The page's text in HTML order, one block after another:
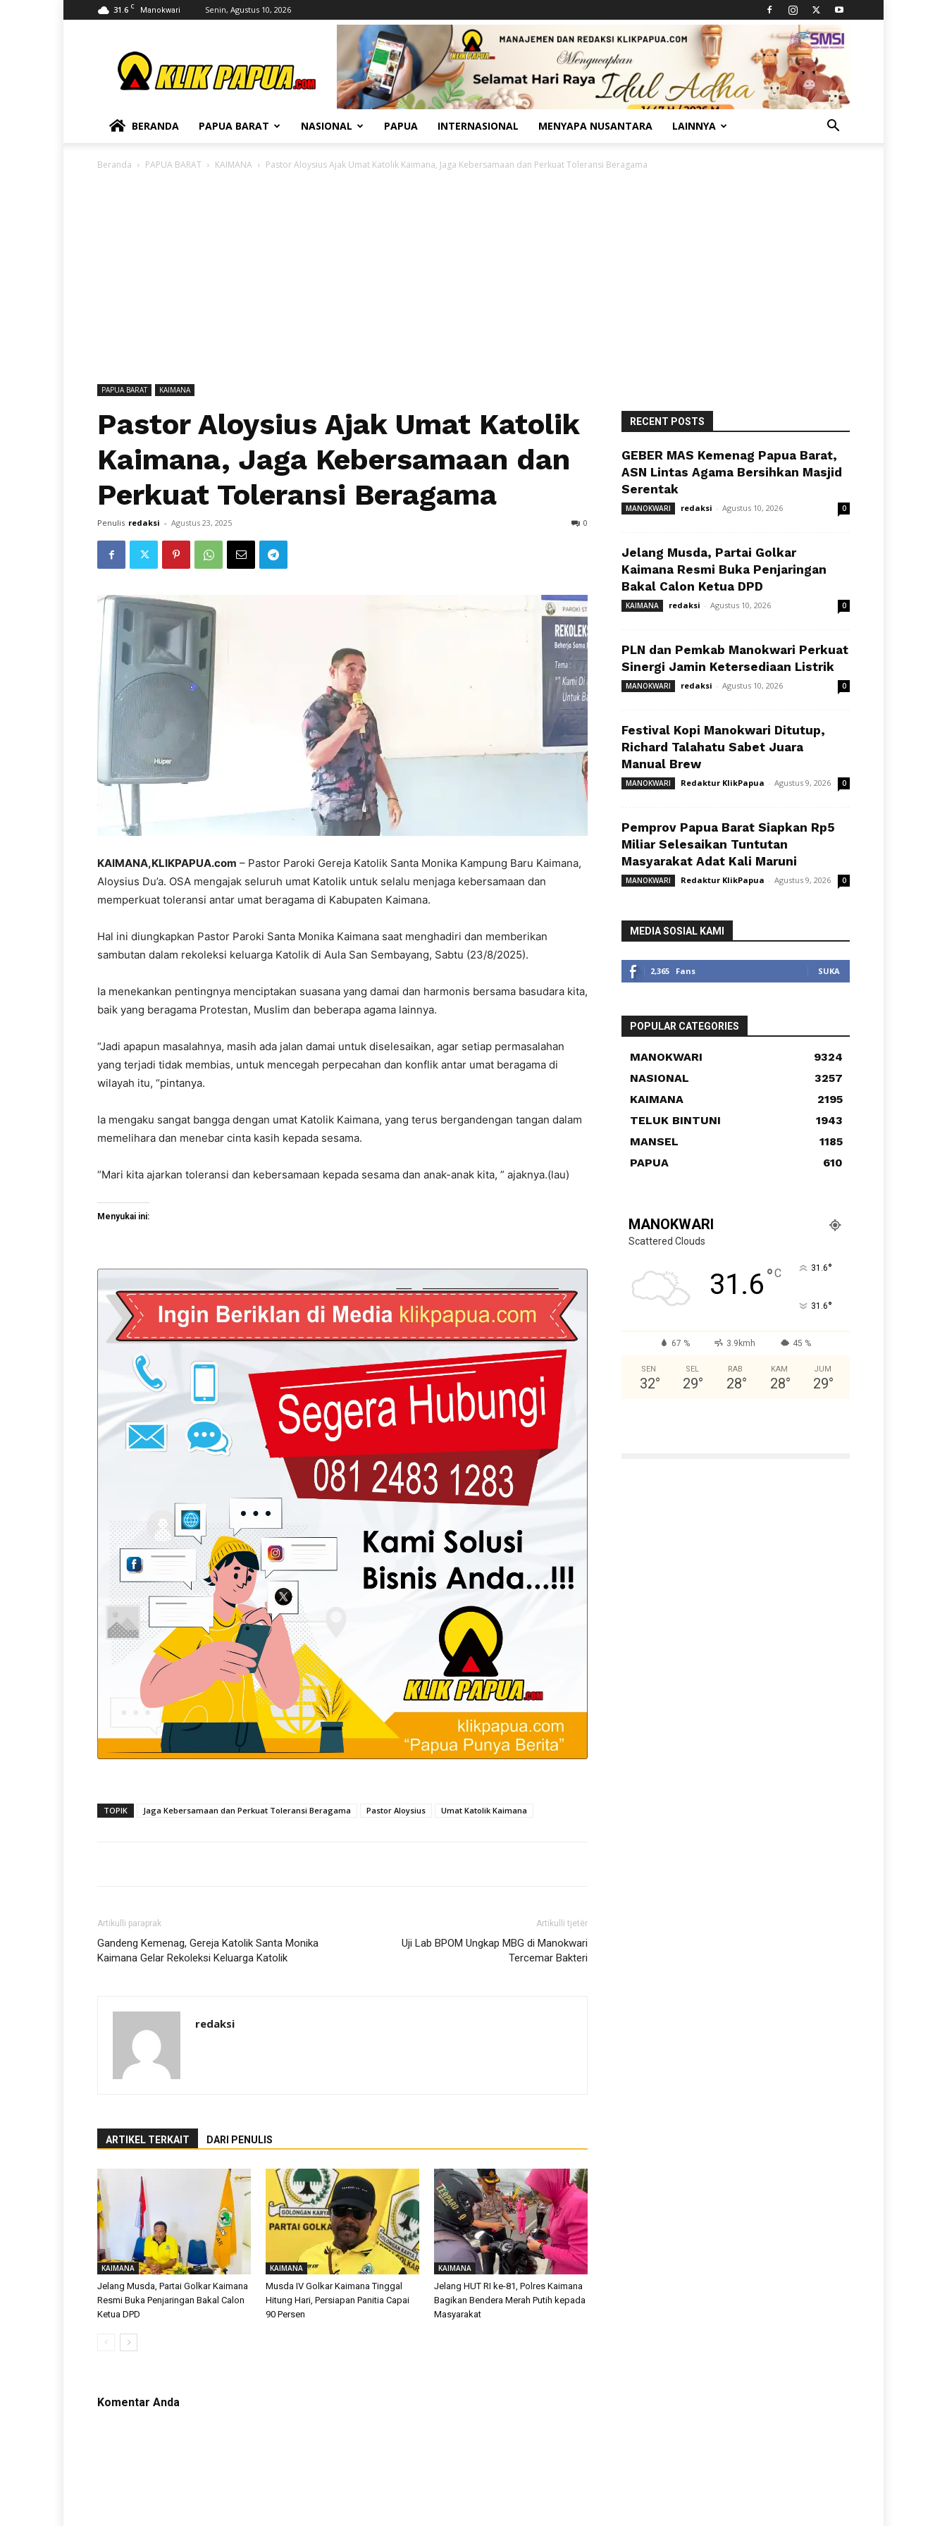
31.6 C Manokwari Senin, Agustus 10, 2026
BERANDA PAPUA BARAT NASIONAL PAPUA INTERNASIONAL MENYAPA NUSANTARA LAINNYA
Beranda PAPUA BARAT KAIMANA Pastor Aloysius Ajak Umat Katolik Kaimana, Jaga Kebersamaan dan Perkuat Toleransi Beragama
PAPUA BARAT KAIMANA
Pastor Aloysius Ajak Umat Katolik
Kaimana, Jaga Kebersamaan dan
Perkuat Toleransi Beragama
Penulis redaksi - Agustus 23, 2025 0
KAIMANA,KLIKPAPUA.com – Pastor Paroki Gereja Katolik Santa Monika Kampung Baru Kaimana,
Aloysius Du’a. OSA mengajak seluruh umat Katolik untuk selalu menjaga kebersamaan dan
memperkuat toleransi antar umat beragama di Kabupaten Kaimana.
Hal ini diungkapkan Pastor Paroki Santa Monika Kaimana saat menghadiri dan memberikan
sambutan dalam rekoleksi keluarga Katolik di Aula San Sembayang, Sabtu (23/8/2025).
Ia menekankan pentingnya menciptakan suasana yang damai dan harmonis bersama basudara kita,
baik yang beragama Protestan, Muslim dan beberapa agama lainnya.
“Jadi apapun masalahnya, masih ada jalan damai untuk diselesaikan, agar setiap permasalahan
yang terjadi tidak membias, untuk mencegah perpecahan dan konflik antar umat beragama di
wilayah itu, “pintanya.
Ia mengaku sangat bangga dengan umat Katolik Kaimana, yang terus bergandengan tangan dalam
memelihara dan menebar cinta kasih kepada sesama.
“Mari kita ajarkan toleransi dan kebersamaan kepada sesama dan anak-anak kita, ” ajaknya.(lau)
Menyukai ini:
TOPIK Jaga Kebersamaan dan Perkuat Toleransi Beragama Pastor Aloysius Umat Katolik Kaimana
Artikulli paraprak
Gandeng Kemenag, Gereja Katolik Santa Monika
Kaimana Gelar Rekoleksi Keluarga Katolik
Artikulli tjetër
Uji Lab BPOM Ungkap MBG di Manokwari
Tercemar Bakteri
redaksi
ARTIKEL TERKAIT DARI PENULIS
KAIMANA
Jelang Musda, Partai Golkar Kaimana
Resmi Buka Penjaringan Bakal Calon
Ketua DPD
KAIMANA
Musda IV Golkar Kaimana Tinggal
Hitung Hari, Persiapan Panitia Capai
90 Persen
KAIMANA
Jelang HUT RI ke-81, Polres Kaimana
Bagikan Bendera Merah Putih kepada
Masyarakat
Komentar Anda
RECENT POSTS
GEBER MAS Kemenag Papua Barat,
ASN Lintas Agama Bersihkan Masjid
Serentak
MANOKWARI redaksi - Agustus 10, 2026 0
Jelang Musda, Partai Golkar
Kaimana Resmi Buka Penjaringan
Bakal Calon Ketua DPD
KAIMANA redaksi - Agustus 10, 2026 0
PLN dan Pemkab Manokwari Perkuat
Sinergi Jamin Ketersediaan Listrik
MANOKWARI redaksi - Agustus 10, 2026 0
Festival Kopi Manokwari Ditutup,
Richard Talahatu Sabet Juara
Manual Brew
MANOKWARI Redaktur KlikPapua - Agustus 9, 2026 0
Pemprov Papua Barat Siapkan Rp5
Miliar Selesaikan Tuntutan
Masyarakat Adat Kali Maruni
MANOKWARI Redaktur KlikPapua - Agustus 9, 2026 0
MEDIA SOSIAL KAMI
2,365 Fans SUKA
POPULAR CATEGORIES
MANOKWARI
9324
NASIONAL
3257
KAIMANA
2195
TELUK BINTUNI
1943
MANSEL
1185
PAPUA
610
MANOKWARI
Scattered Clouds
31.6°C 31.6°
31.6°
67 % 3.9kmh 45 %
SEN
32°
SEL
29°
RAB
28°
KAM
28°
JUM
29°